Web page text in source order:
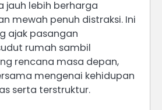
jauh lebih berharga
mewah penuh distraksi. Ini
ajak pasangan
rumah sambil
rencana masa depan,
mengenai kehidupan
serta terstruktur.